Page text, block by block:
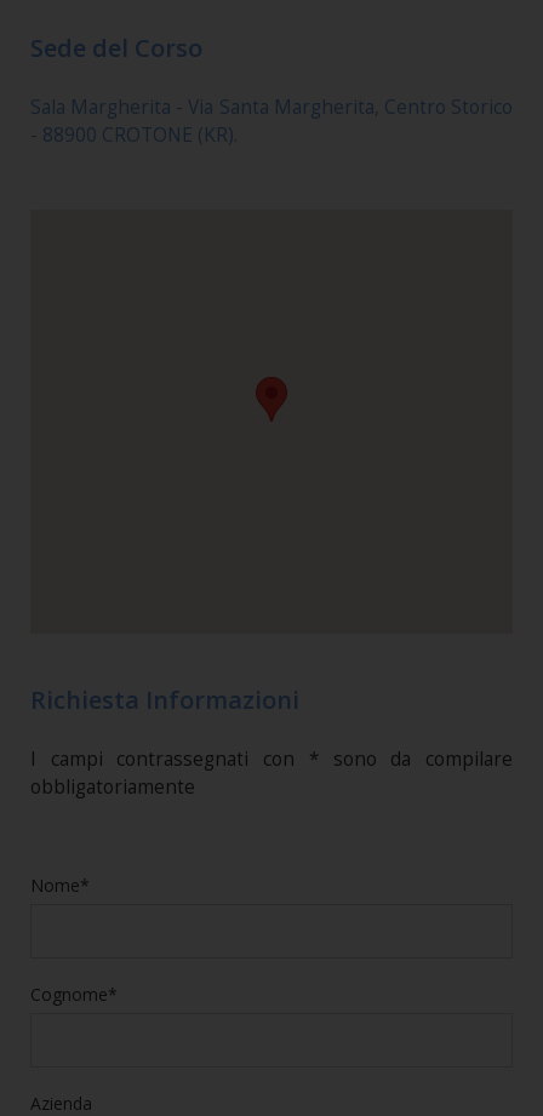
Sede del Corso
Sala Margherita - Via Santa Margherita, Centro Storico
- 88900 CROTONE (KR).
Richiesta Informazioni
I campi contrassegnati con * sono da compilare
obbligatoriamente
Nome*
Cognome*
Azienda